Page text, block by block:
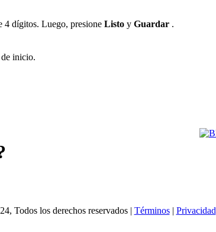
4 dígitos. Luego, presione Listo y Guardar .
de inicio.
Todos los derechos reservados | Términos| Privacidad